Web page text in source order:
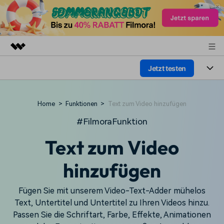
Dienstprogramme
Presseraum
Support
Jetzt testen
Video/Foto
Lösungen
Marketing & Business
Lifestyle & Spaß
Video-Prompts Meisterkurs
Hilfe-Center
Erste Schritte
Über
Home > Funktionen > Text zum Video hinzufügen
#FilmoraFunktion
Text zum Video
hinzufügen
Fügen Sie mit unserem Video-Text-Adder mühelos
Text, Untertitel und Untertitel zu Ihren Videos hinzu.
Passen Sie die Schriftart, Farbe, Effekte, Animationen